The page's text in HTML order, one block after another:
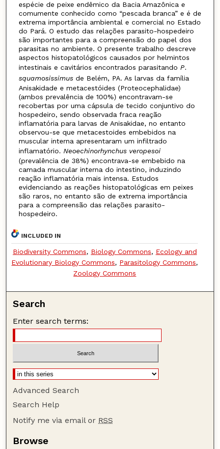
espécie de peixe endêmico da Bacia Amazônica e
comumente conhecido como “pescada branca” e é de
extrema importância ambiental e comercial no Estado
do Pará. O estudo das relações parasito-hospedeiro
são importantes para a compreensão do papel dos
parasitas no ambiente. O presente trabalho descreve
aspectos histopatológicos causados por helmintos
intestinais e cavitários encontrados parasitando P.
squamosissimusde Belém, PA. As larvas da família
Anisakidade e metacestóides (Proteocephalidae)
(ambos prevalência de 100%) encontravam-se
recobertas por uma cápsula de tecido conjuntivo do
hospedeiro, sendo observada fraca reação
inflamatória para larvas de Anisakidae, no entanto
observou-se que metacestoides embebidos na
muscular interna apresentaram um infiltrado
inflamatório. Neoechinorhynchus veropesoi
(prevalência de 38%) encontrava-se embebido na
camada muscular interna do intestino, induzindo
reação inflamatória mais intensa. Estudos
evidenciando as reações histopatológicas em peixes
são raros, no entanto são de extrema importância
para a compreensão das relações parasito-
hospedeiro.
INCLUDED IN
Biodiversity Commons, Biology Commons, Ecology and
Evolutionary Biology Commons, Parasitology Commons,
Zoology Commons
Search
Enter search terms:
Advanced Search
Search Help
Notify me via email or RSS
Browse